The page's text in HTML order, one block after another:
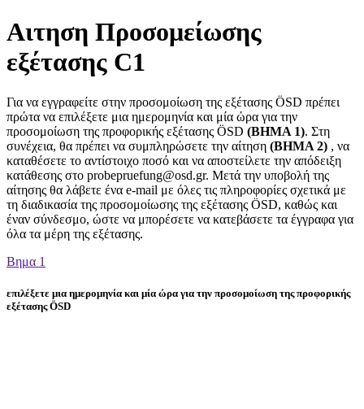
Αιτηση Προσομείωσης
εξέτασης C1
Για να εγγραφείτε στην προσομοίωση της εξέτασης ÖSD πρέπει
πρώτα να επιλέξετε μια ημερομηνία και μία ώρα για την
προσομοίωση της προφορικής εξέτασης ÖSD (ΒΗΜΑ 1). Στη
συνέχεια, θα πρέπει να συμπληρώσετε την αίτηση (ΒΗΜΑ 2) , να
καταθέσετε το αντίστοιχο ποσό και να αποστείλετε την απόδειξη
κατάθεσης στο probepruefung@osd.gr. Μετά την υποβολή της
αίτησης θα λάβετε ένα e-mail με όλες τις πληροφορίες σχετικά με
τη διαδικασία της προσομοίωσης της εξέτασης ÖSD, καθώς και
έναν σύνδεσμο, ώστε να μπορέσετε να κατεβάσετε τα έγγραφα για
όλα τα μέρη της εξέτασης.
Βημα 1
επιλέξετε μια ημερομηνία και μία ώρα για την προσομοίωση της προφορικής
εξέτασης ÖSD